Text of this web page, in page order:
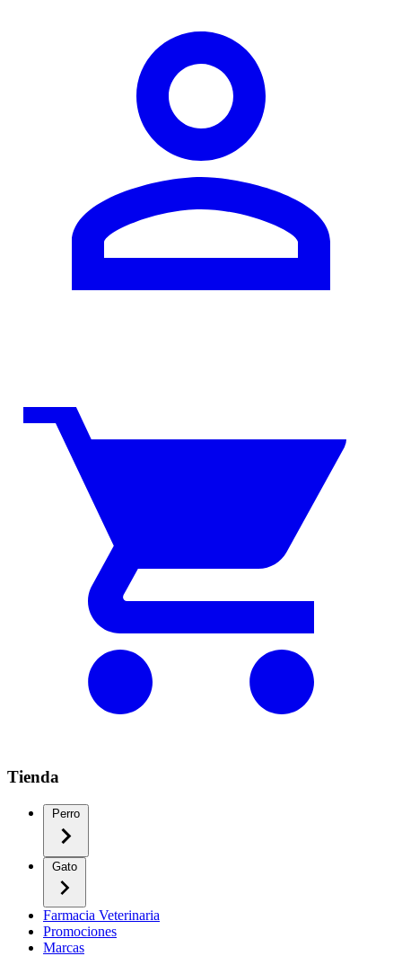
Tienda
Perro
Gato
Farmacia Veterinaria
Promociones
Marcas